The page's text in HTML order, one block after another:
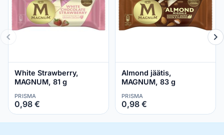
White Strawberry,
MAGNUM, 81 g
PRISMA
0,98 €
Almond jäätis,
MAGNUM, 83 g
PRISMA
0,98 €